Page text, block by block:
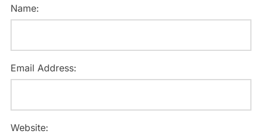
Name:
Email Address:
Website: